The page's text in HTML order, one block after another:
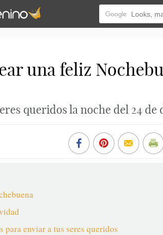
una feliz
queridos la noche del 24 de
enviar a tus seres queridos